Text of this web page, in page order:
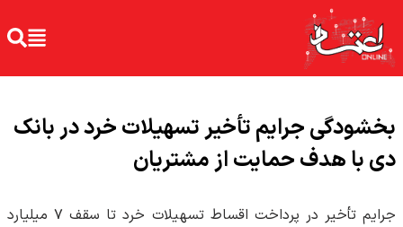
بخشودگی جرایم تأخیر تسهیلات خرد در بانک
دی با هدف حمایت از مشتریان
جرایم تأخیر در پرداخت اقساط تسهیلات خرد تا سقف ۷ میلیارد